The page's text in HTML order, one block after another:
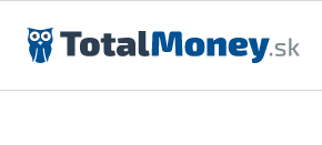
Preskočiť na obsah